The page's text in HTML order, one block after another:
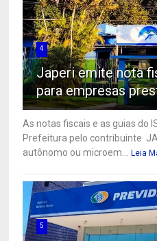
4
Japeri emite nota
para empresas
As notas fiscais e as guias do
Prefeitura pelo contribuinte
autônomo ou microem...
Leia
5